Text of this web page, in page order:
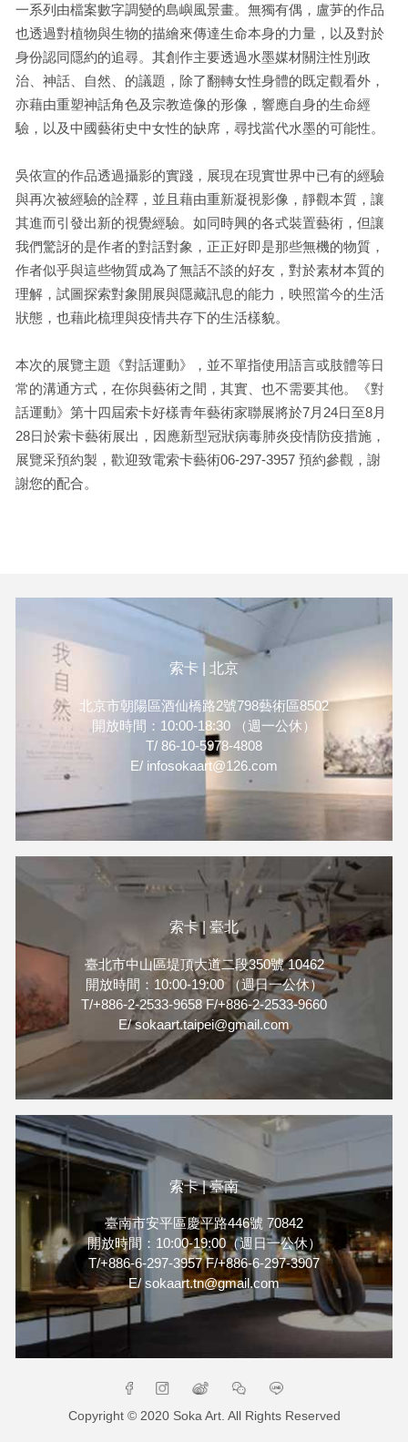
一系列由檔案數字調變的島嶼風景畫。無獨有偶，盧芛的作品
也透過對植物與生物的描繪來傳達生命本身的力量，以及對於
身份認同隱約的追尋。其創作主要透過水墨媒材關注性別政
治、神話、自然、的議題，除了翻轉女性身體的既定觀看外，
亦藉由重塑神話角色及宗教造像的形像，響應自身的生命經
驗，以及中國藝術史中女性的缺席，尋找當代水墨的可能性。
吳依宣的作品透過攝影的實踐，展現在現實世界中已有的經驗
與再次被經驗的詮釋，並且藉由重新凝視影像，靜觀本質，讓
其進而引發出新的視覺經驗。如同時興的各式裝置藝術，但讓
我們驚訝的是作者的對話對象，正正好即是那些無機的物質，
作者似乎與這些物質成為了無話不談的好友，對於素材本質的
理解，試圖探索對象開展與隱藏訊息的能力，映照當今的生活
狀態，也藉此梳理與疫情共存下的生活樣貌。
本次的展覽主題《對話運動》，並不單指使用語言或肢體等日
常的溝通方式，在你與藝術之間，其實、也不需要其他。《對
話運動》第十四屆索卡好樣青年藝術家聯展將於7月24日至8月
28日於索卡藝術展出，因應新型冠狀病毒肺炎疫情防疫措施，
展覽采預約製，歡迎致電索卡藝術06-297-3957 預約參觀，謝
謝您的配合。
索卡 | 北京
北京市朝陽區酒仙橋路2號798藝術區8502
開放時間：10:00-18:30 （週一公休）
T/ 86-10-5978-4808
E/ infosokaart@126.com
索卡 | 臺北
臺北市中山區堤頂大道二段350號 10462
開放時間：10:00-19:00 （週日一公休）
T/+886-2-2533-9658 F/+886-2-2533-9660
E/ sokaart.taipei@gmail.com
索卡 | 臺南
臺南市安平區慶平路446號 70842
開放時間：10:00-19:00（週日一公休）
T/+886-6-297-3957 F/+886-6-297-3907
E/ sokaart.tn@gmail.com
Copyright © 2020 Soka Art. All Rights Reserved